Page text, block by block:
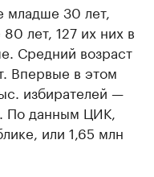
младше 30 лет,
лет, 127 их них в
Средний возраст
Впервые в этом
избирателей —
По данным ЦИК,
или 1,65 млн